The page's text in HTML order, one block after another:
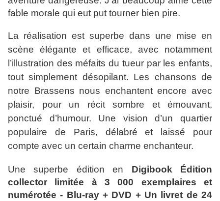
fable morale qui eut put tourner bien pire.
La réalisation est superbe dans une mise en
scène élégante et efficace, avec notamment
l’illustration des méfaits du tueur par les enfants,
tout simplement désopilant. Les chansons de
notre Brassens nous enchantent encore avec
plaisir, pour un récit sombre et émouvant,
ponctué d’humour. Une vision d’un quartier
populaire de Paris, délabré et laissé pour
compte avec un certain charme enchanteur.
Une superbe édition en Digibook Édition
collector limitée à 3 000 exemplaires et
numérotée - Blu-ray + DVD + Un livret de 24